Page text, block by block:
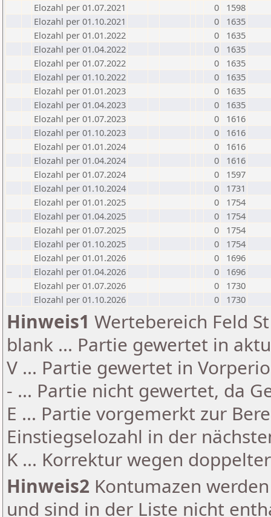
Elozahl per 01.07.2021
0
1598
Elozahl per 01.10.2021
0
1635
Elozahl per 01.01.2022
0
1635
Elozahl per 01.04.2022
0
1635
Elozahl per 01.07.2022
0
1635
Elozahl per 01.10.2022
0
1635
Elozahl per 01.01.2023
0
1635
Elozahl per 01.04.2023
0
1635
Elozahl per 01.07.2023
0
1616
Elozahl per 01.10.2023
0
1616
Elozahl per 01.01.2024
0
1616
Elozahl per 01.04.2024
0
1616
Elozahl per 01.07.2024
0
1597
Elozahl per 01.10.2024
0
1731
Elozahl per 01.01.2025
0
1754
Elozahl per 01.04.2025
0
1754
Elozahl per 01.07.2025
0
1754
Elozahl per 01.10.2025
0
1754
Elozahl per 01.01.2026
0
1696
Elozahl per 01.04.2026
0
1696
Elozahl per 01.07.2026
0
1730
Elozahl per 01.10.2026
0 1730
Hinweis1 Wertebereich Feld
blank ... Partie gewertet in
V ... Partie gewertet in
- ... Partie nicht gewertet, da
E ... Partie vorgemerkt zur
Einstiegselozahl in der
K ... Korrektur wegen
Hinweis2 Kontumazen
und sind in der Liste nicht